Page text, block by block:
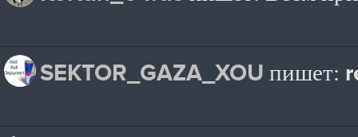
SEKTOR_GAZA_XOU пишет: